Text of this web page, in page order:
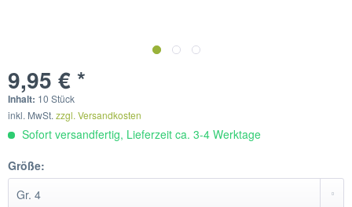
9,95 € *
Inhalt: 10 Stück
inkl. MwSt. zzgl. Versandkosten
Sofort versandfertig, Lieferzeit ca. 3-4 Werktage
Größe: